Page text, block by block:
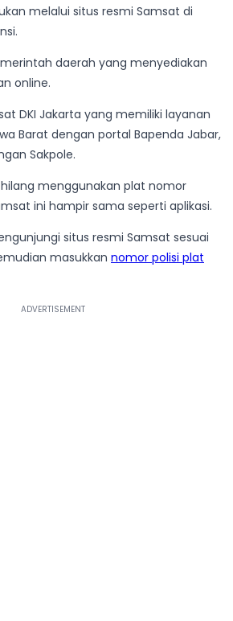
melalui situs resmi Samsat di
daerah yang menyediakan
online.
DKI Jakarta yang memiliki layanan
Barat dengan portal Bapenda Jabar,
Sakpole.
menggunakan plat nomor
ini hampir sama seperti aplikasi.
situs resmi Samsat sesuai
masukkan nomor polisi plat